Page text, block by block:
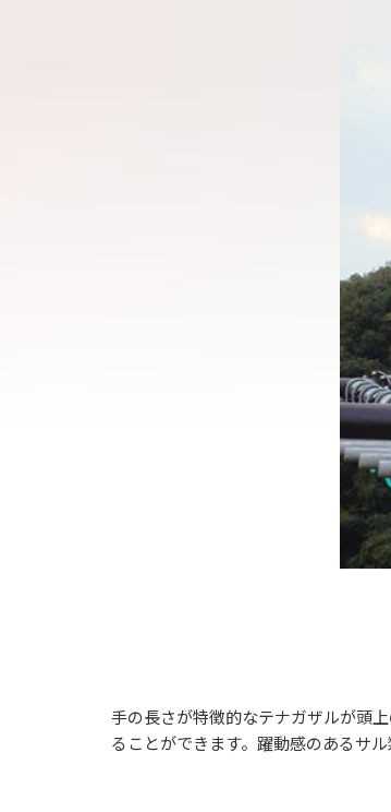
手の長さが特徴的なテナガザルが頭
ることができます。躍動感のあるサ